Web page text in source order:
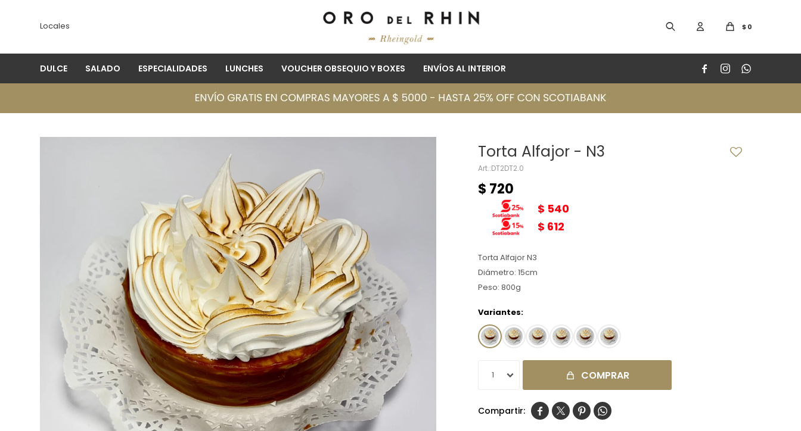
DULCE SALADO ESPECIALIDADES LUNCHES VOUCHER OBSEQUIO Y BOXES ENVÍOS AL INTERIOR
$0
  
Locales
Torta Alfajor - N3
DT2DT2.0
$ 720
$ 540
$ 612
Torta Alfajor N3
Diámetro: 15cm
Peso: 800g
Variantes:
1 COMPRAR
   